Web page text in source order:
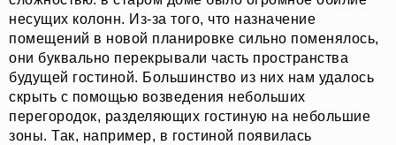
несущих колонн. Из-за того, что назначение
помещений в новой планировке сильно поменялось,
они буквально перекрывали часть пространства
будущей гостиной. Большинство из них нам удалось
скрыть с помощью возведения небольших
перегородок, разделяющих гостиную на небольшие
зоны. Так, например, в гостиной появилась